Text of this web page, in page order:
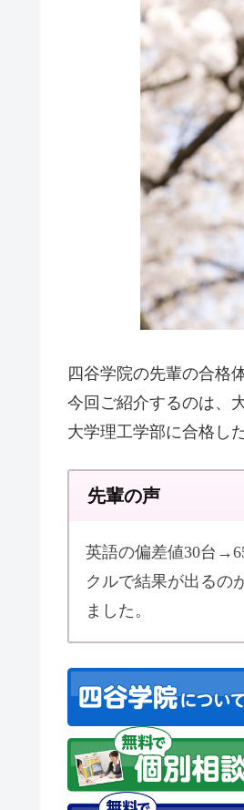
四谷学院の先輩の合格
今回ご紹介するのは、
大学理工学部に合格し
先輩の声
英語の偏差値30台
クルで結果が出るの
ました。